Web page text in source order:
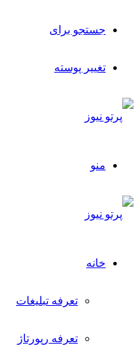
جستجو برای
تغییر پوسته
منو
خانه
تعرفه تبلیغات
تعرفه رپورتاژ